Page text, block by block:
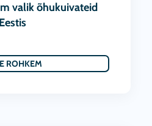
valik õhukuivateid
ROHKEM